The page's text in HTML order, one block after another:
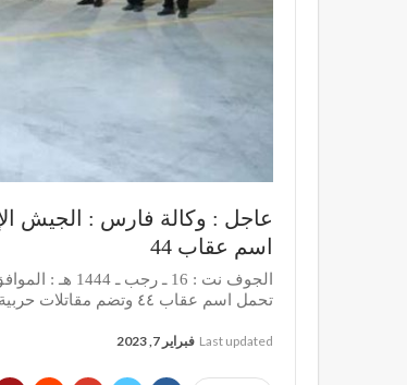
عاجل : وكالة فارس : الجيش
اسم عقاب 44
تحمل اسم عقاب ٤٤ وتضم مقاتلات حربية مجهزة بصواريخ كروز بعيدة المدى.
Last updated فبراير 7, 2023